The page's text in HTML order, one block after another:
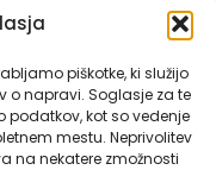
piškotke, ki služijo
napravi. Soglasje za te
kot so vedenje
mestu. Neprivolitev
na nekatere zmožnosti